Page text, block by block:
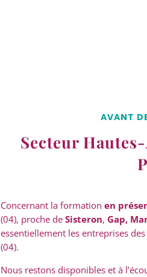
AVANT
Secteur
Concernant la formationen
(04), proche deSisteron,Gap,
essentiellement les entreprises des
(04).
Nous restons disponibles et à